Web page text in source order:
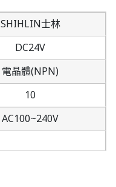
SHIHLIN士林
DC24V
電晶體(NPN)
10
AC100~240V